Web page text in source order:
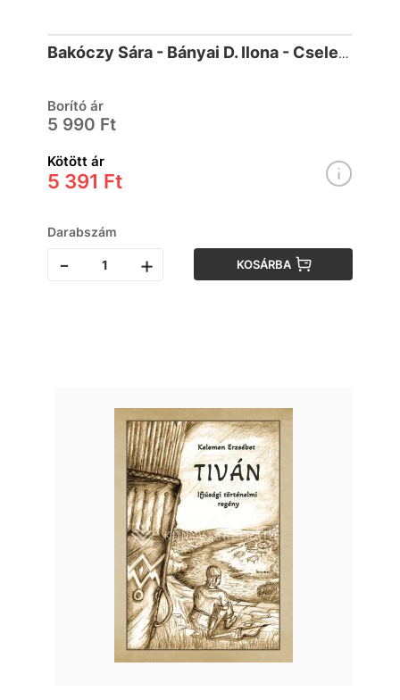
Bakóczy Sára - Bányai D. Ilona - Cselenyák Imre - Farkas Bíborka - Fábián Janka...
Borító ár
5 990 Ft
Kötött ár
5 391 Ft
Darabszám
- + KOSÁRBA